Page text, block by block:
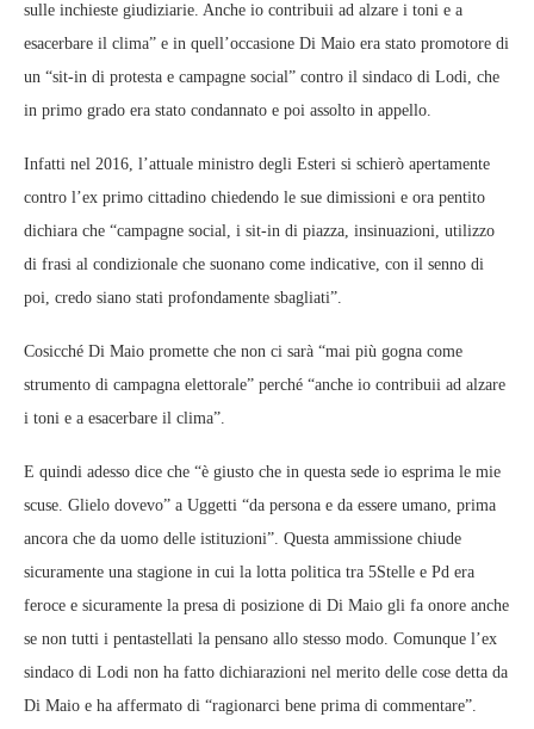
sulle inchieste giudiziarie. Anche io contribuii ad alzare i toni e a
esacerbare il clima” e in quell’occasione Di Maio era stato promotore di
un “sit-in di protesta e campagne social” contro il sindaco di Lodi, che
in primo grado era stato condannato e poi assolto in appello.
Infatti nel 2016, l’attuale ministro degli Esteri si schierò apertamente
contro l’ex primo cittadino chiedendo le sue dimissioni e ora pentito
dichiara che “campagne social, i sit-in di piazza, insinuazioni, utilizzo
di frasi al condizionale che suonano come indicative, con il senno di
poi, credo siano stati profondamente sbagliati”.
Cosicché Di Maio promette che non ci sarà “mai più gogna come
strumento di campagna elettorale” perché “anche io contribuii ad alzare
i toni e a esacerbare il clima”.
E quindi adesso dice che “è giusto che in questa sede io esprima le mie
scuse. Glielo dovevo” a Uggetti “da persona e da essere umano, prima
ancora che da uomo delle istituzioni”. Questa ammissione chiude
sicuramente una stagione in cui la lotta politica tra 5Stelle e Pd era
feroce e sicuramente la presa di posizione di Di Maio gli fa onore anche
se non tutti i pentastellati la pensano allo stesso modo. Comunque l’ex
sindaco di Lodi non ha fatto dichiarazioni nel merito delle cose detta da
Di Maio e ha affermato di “ragionarci bene prima di commentare”.